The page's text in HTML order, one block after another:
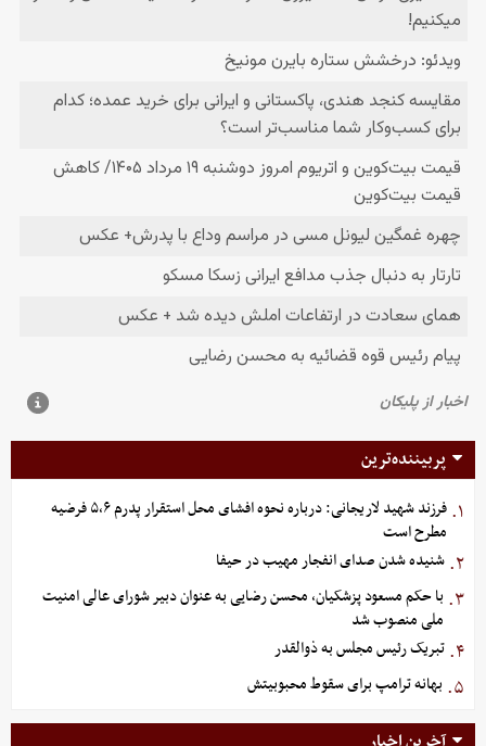
پربیننده‌ترین
۱.
فرزند شهید لاریجانی: درباره نحوه افشای محل استقرار پدرم ۵،۶ فرضیه
مطرح است
۲. شنیده شدن صدای انفجار مهیب در حیفا
۳. با حکم مسعود پزشکیان، محسن رضایی به عنوان دبیر شورای عالی امنیت
ملی منصوب شد
۴. تبریک رئیس مجلس به ذوالقدر
۵. بهانه ترامپ برای سقوط محبوبیتش